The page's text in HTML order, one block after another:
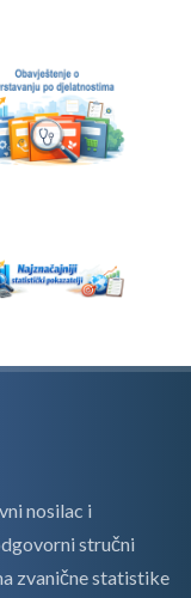
nosilac i
stručni
zvanične statistike